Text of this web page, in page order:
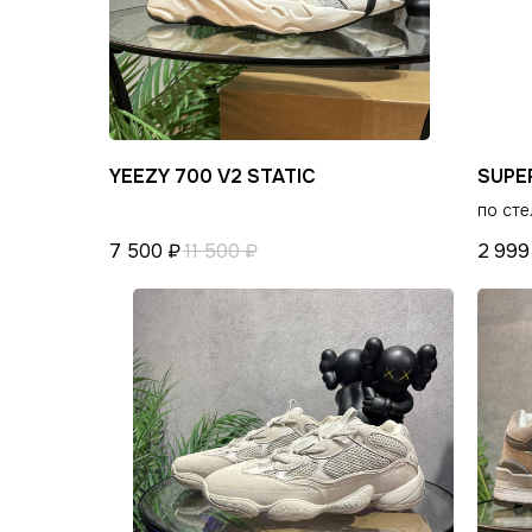
YEEZY 700 V2 STATIC
7 500 ₽11 500₽
по
2 999
СНИКЕРСДИЛЕР
Магазин кроссовок и одежды
в центре Санкт-Петербурга
КАТАЛОГ
Распродажа